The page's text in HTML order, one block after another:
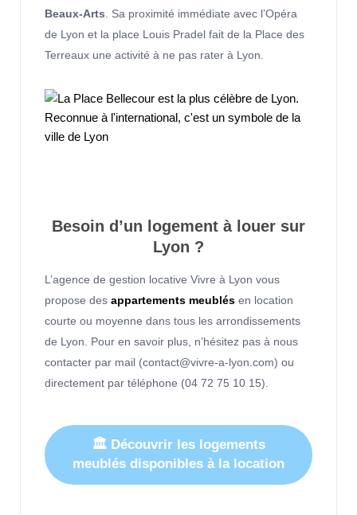
Beaux-Arts . Sa proximité immédiate avec l’Opéra
de Lyon et la place Louis Pradel fait de la Place des
Terreaux une activité à ne pas rater à Lyon.
Besoin d’un logement à louer sur
Lyon ?
L’agence de gestion locative Vivre à Lyon vous
propose des appartements meublés en location
courte ou moyenne dans tous les arrondissements
de Lyon. Pour en savoir plus, n’hésitez pas à nous
contacter par mail (contact@vivre-a-lyon.com) ou
directement par téléphone (04 72 75 10 15).
🏛 Découvrir les logements
meublés disponibles à la location